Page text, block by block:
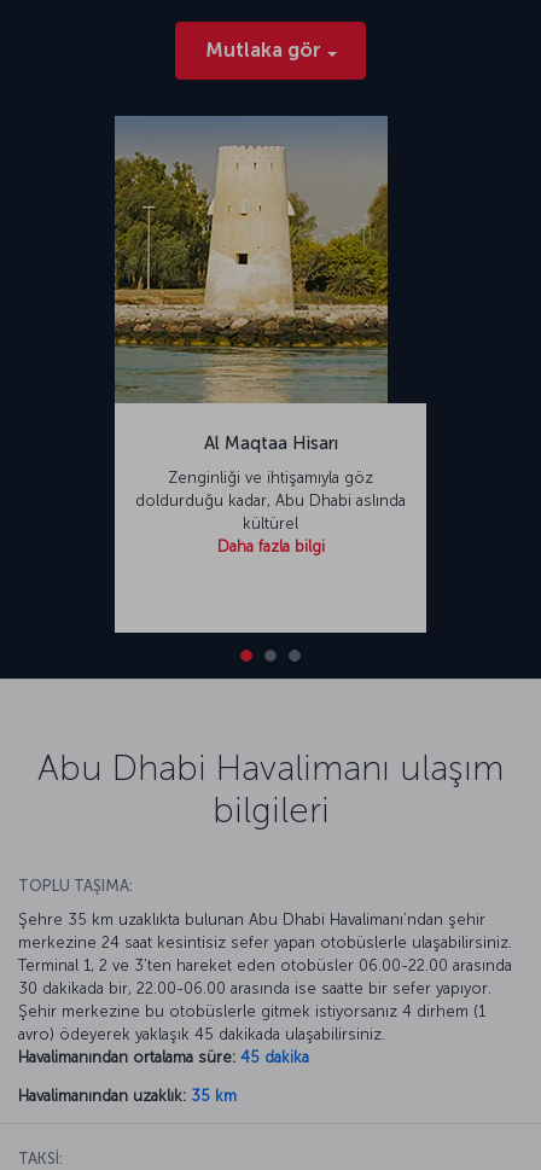
Mutlaka gör
Al Maqtaa Hisarı
Zenginliği ve ihtişamıyla göz
doldurduğu kadar, Abu Dhabi aslında
kültürel
Daha fazla bilgi
Abu Dhabi Havalimanı ulaşım
bilgileri
TOPLU TAŞIMA:
Şehre 35 km uzaklıkta bulunan Abu Dhabi Havalimanı’ndan şehir
merkezine 24 saat kesintisiz sefer yapan otobüslerle ulaşabilirsiniz.
Terminal 1, 2 ve 3’ten hareket eden otobüsler 06.00-22.00 arasında
30 dakikada bir, 22.00-06.00 arasında ise saatte bir sefer yapıyor.
Şehir merkezine bu otobüslerle gitmek istiyorsanız 4 dirhem (1
avro) ödeyerek yaklaşık 45 dakikada ulaşabilirsiniz.
Havalimanından ortalama süre: 45 dakika
Havalimanından uzaklık: 35 km
TAKSİ: